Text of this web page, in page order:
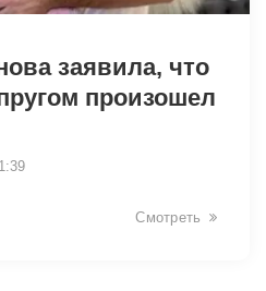
заявила, что
произошел
Смотреть